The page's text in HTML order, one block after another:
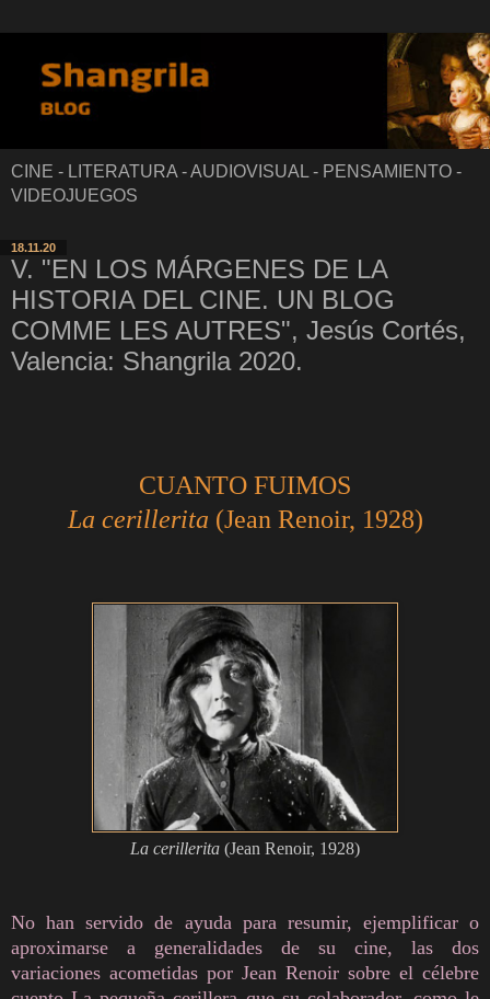
CINE - LITERATURA - AUDIOVISUAL - PENSAMIENTO -
VIDEOJUEGOS
18.11.20
V. "EN LOS MÁRGENES DE LA
HISTORIA DEL CINE. UN BLOG
COMME LES AUTRES", Jesús Cortés,
Valencia: Shangrila 2020.
CUANTO FUIMOS
La cerillerita (Jean Renoir, 1928)
La cerillerita (Jean Renoir, 1928)
No han servido de ayuda para resumir, ejemplificar o
aproximarse a generalidades de su cine, las dos
variaciones acometidas por Jean Renoir sobre el célebre